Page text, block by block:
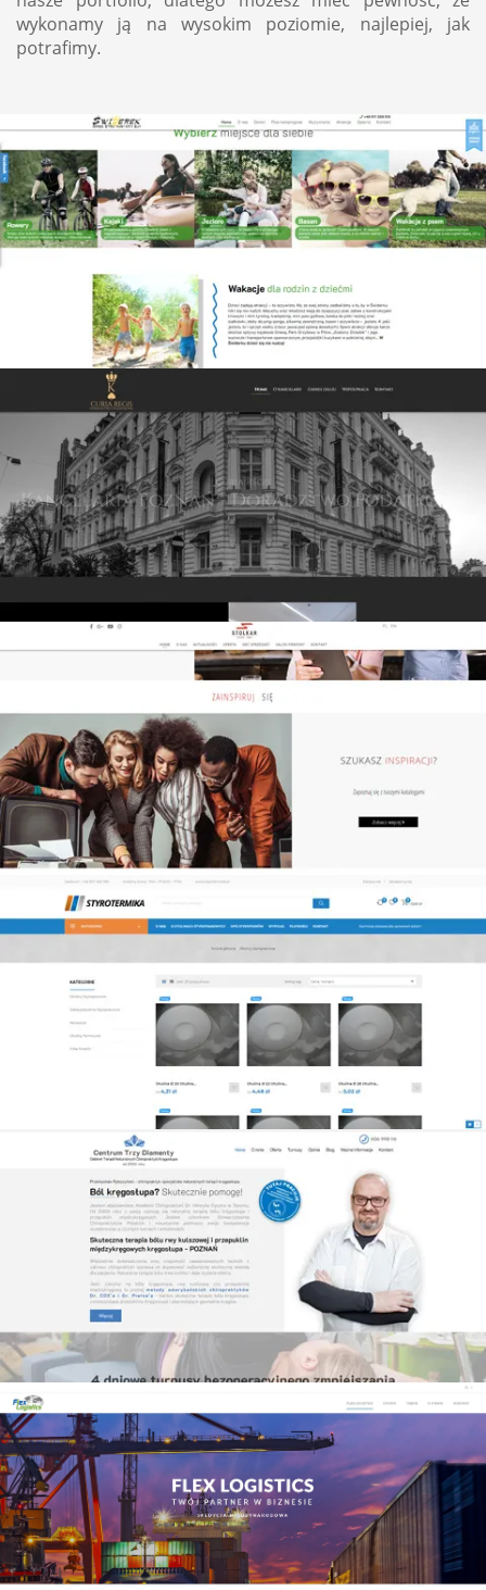
wykonamy ją na wysokim poziomie, najlepiej, jak
potrafimy.